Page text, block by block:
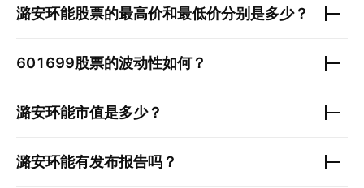
潞安环能股票的最高价和最低价分别是多少？
601699股票的波动性如何？
潞安环能市值是多少？
潞安环能有发布报告吗？